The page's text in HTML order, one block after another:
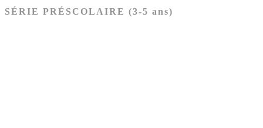
SÉRIE PRÉSCOLAIRE (3-5 ans)